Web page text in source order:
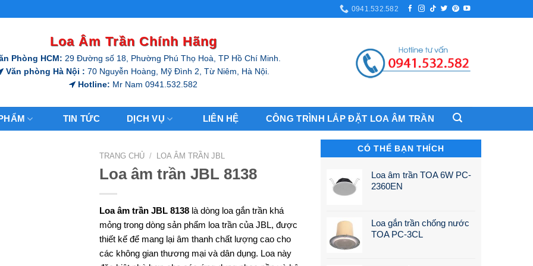
0941.532.582
Loa Âm Trần Chính Hãng
Phòng HCM: 29 Đường số 18, Phường Phú Thọ Hoà, TP Hồ Chí Minh.
Văn phòng Hà Nội : 70 Nguyễn Hoàng, Mỹ Đình 2, Từ Niêm, Hà Nội.
Hotline: Mr Nam 0941.532.582
TIN TỨC DỊCH VỤ LIÊN HỆ CÔNG TRÌNH LẮP ĐẶT LOA ÂM TRẦN
CÓ THỂ BẠN THÍCH
Loa âm trần TOA 6W PC-
2360EN
Loa gắn trần chống nước
TOA PC-3CL
TRANG CHỦ / LOA ÂM TRẦN JBL
Loa âm trần JBL 8138
Loa âm trần JBL 8138là dòng loa gắn trần khá
mỏng trong dòng sản phẩm loa trần của JBL, được
thiết kế để mang lại âm thanh chất lượng cao cho
các không gian thương mại và dân dụng. Loa này